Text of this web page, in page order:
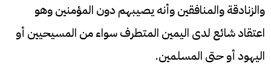
والزنادقة والمنافقين وأنه يصيبهم دون المؤمنين وهو
اعتقاد شائع لدى اليمين المتطرف سواء من المسيحيين أو
اليهود أو حتى المسلمين.